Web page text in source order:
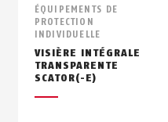
ÉQUIPEMENTS DE
PROTECTION
INDIVIDUELLE
VISIÈRE INTÉGRALE
TRANSPARENTE
SCATOR(-E)